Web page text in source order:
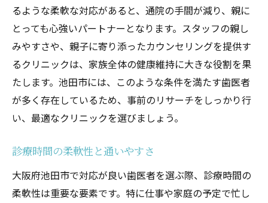
るような柔軟な対応があると、通院の手間が減り、親に
とっても心強いパートナーとなります。スタッフの親し
みやすさや、親子に寄り添ったカウンセリングを提供す
るクリニックは、家族全体の健康維持に大きな役割を果
たします。池田市には、このような条件を満たす歯医者
が多く存在しているため、事前のリサーチをしっかり行
い、最適なクリニックを選びましょう。
診療時間の柔軟性と通いやすさ
大阪府池田市で対応が良い歯医者を選ぶ際、診療時間の
柔軟性は重要な要素です。特に仕事や家庭の予定で忙し